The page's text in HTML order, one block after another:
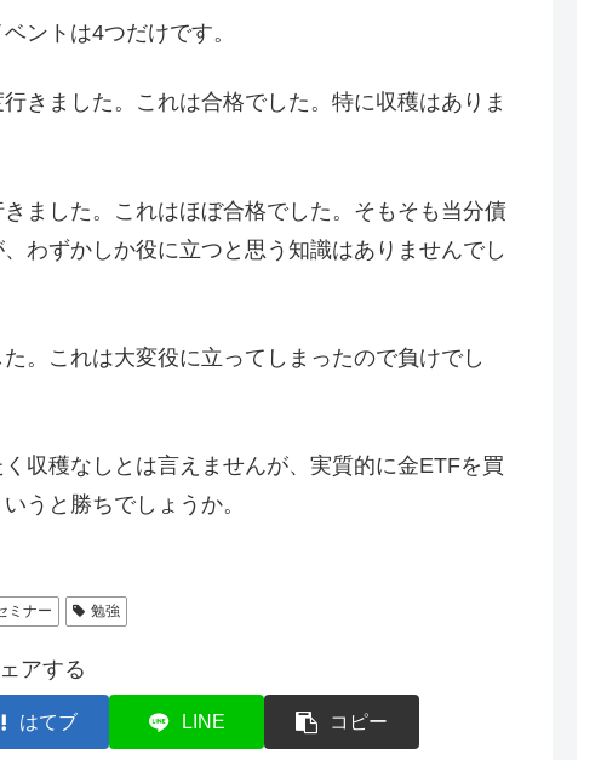
ントは4つだけです。
ました。これは合格でした。特に収穫はありま
ました。これはほぼ合格でした。そもそも当分債
わずかしか役に立つと思う知識はありませんでし
これは大変役に立ってしまったので負けでし
収穫なしとは言えませんが、実質的に金ETFを買
うと勝ちでしょうか。
ミナー 勉強
アする
はてブ LINE コピー